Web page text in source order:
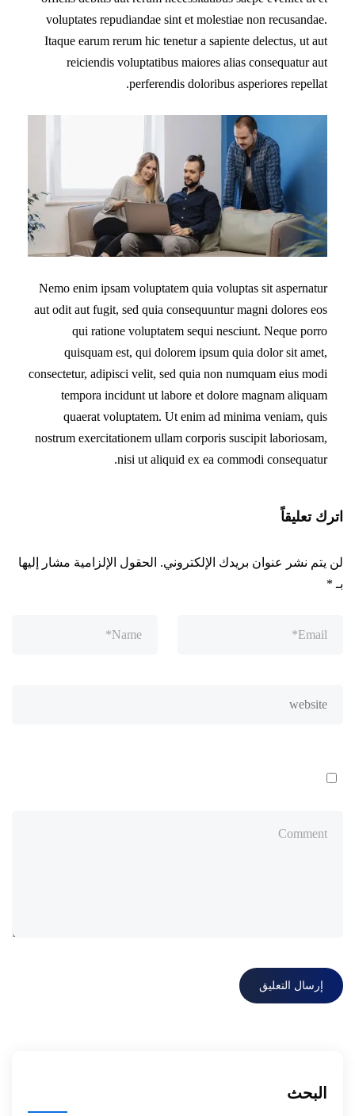
voluptates repudiandae sint et molestiae non recusandae.
Itaque earum rerum hic tenetur a sapiente delectus, ut aut
reiciendis voluptatibus maiores alias consequatur aut
perferendis doloribus asperiores repellat.
Nemo enim ipsam voluptatem quia voluptas sit aspernatur
aut odit aut fugit, sed quia consequuntur magni dolores eos
qui ratione voluptatem sequi nesciunt. Neque porro
quisquam est, qui dolorem ipsum quia dolor sit amet,
consectetur, adipisci velit, sed quia non numquam eius modi
tempora incidunt ut labore et dolore magnam aliquam
quaerat voluptatem. Ut enim ad minima veniam, quis
nostrum exercitationem ullam corporis suscipit laboriosam,
nisi ut aliquid ex ea commodi consequatur.
اترك تعليقاً
لن يتم نشر عنوان بريدك الإلكتروني. الحقول الإلزامية مشار إليها
بـ *
البحث